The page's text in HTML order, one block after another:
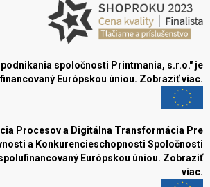
spoločnosti Printmania, s.r.o." je
Európskou úniou. Zobraziť viac.
Procesov a Digitálna Transformácia Pre
a Konkurencieschopnosti Spoločnosti
Európskou úniou. Zobraziť
viac.